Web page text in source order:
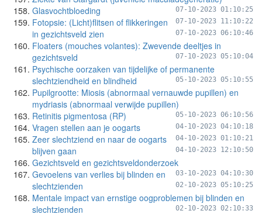
07-10-2023 01:10:25
Glasvochtbloeding
07-10-2023 11:10:22
Fotopsie: (Licht)flitsen of flikkeringen
in gezichtsveld zien
07-10-2023 06:10:46
Floaters (mouches volantes): Zwevende deeltjes in
gezichtsveld
07-10-2023 05:10:04
Psychische oorzaken van tijdelijke of permanente
slechtziendheid en blindheid
05-10-2023 05:10:55
Pupilgrootte: Miosis (abnormaal vernauwde pupillen) en
mydriasis (abnormaal verwijde pupillen)
05-10-2023 06:10:56
Retinitis pigmentosa (RP)
04-10-2023 04:10:18
Vragen stellen aan je oogarts
04-10-2023 01:10:21
Zeer slechtziend en naar de oogarts
blijven gaan
04-10-2023 12:10:50
Gezichtsveld en gezichtsveldonderzoek
03-10-2023 04:10:30
Gevoelens van verlies bij blinden en
slechtzienden
02-10-2023 05:10:25
Mentale impact van ernstige oogproblemen bij blinden en
slechtzienden
02-10-2023 02:10:33